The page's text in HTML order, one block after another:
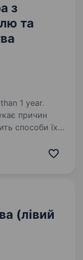
з
та
1 year.
причин
способи їх
металевих
(лівий